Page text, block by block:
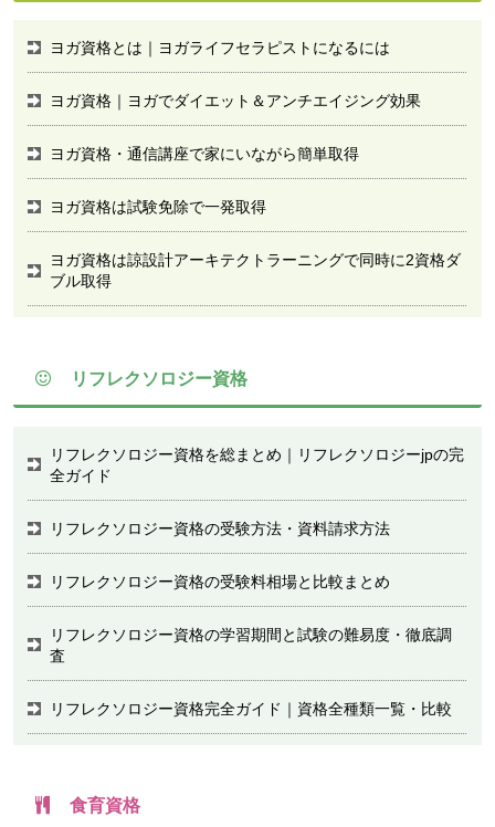
ヨガ資格とは｜ヨガライフセラピストになるには
ヨガ資格｜ヨガでダイエット＆アンチエイジング効果
ヨガ資格・通信講座で家にいながら簡単取得
ヨガ資格は試験免除で一発取得
ヨガ資格は諒設計アーキテクトラーニングで同時に2資格ダ
ブル取得
リフレクソロジー資格
リフレクソロジー資格を総まとめ｜リフレクソロジーjpの完
全ガイド
リフレクソロジー資格の受験方法・資料請求方法
リフレクソロジー資格の受験料相場と比較まとめ
リフレクソロジー資格の学習期間と試験の難易度・徹底調
査
リフレクソロジー資格完全ガイド｜資格全種類一覧・比較
食育資格